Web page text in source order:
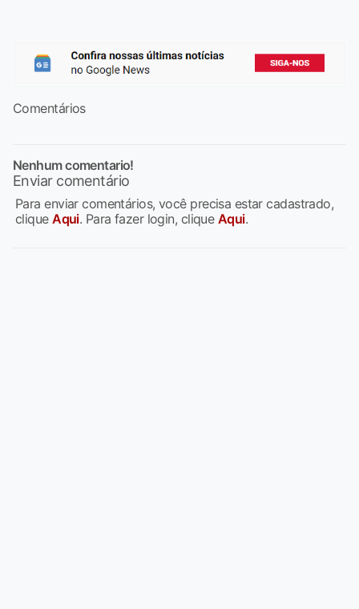
Comentários
Nenhum comentario!
Enviar comentário
Para enviar comentários, você precisa estar cadastrado,
cliqueAqui. Para fazer login, clique Aqui.